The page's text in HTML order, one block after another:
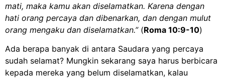
mati, maka kamu akan diselamatkan. Karena dengan
hati orang percaya dan dibenarkan, dan dengan mulut
orang mengaku dan diselamatkan.”(Roma 10:9-10)
Ada berapa banyak di antara Saudara yang percaya
sudah selamat? Mungkin sekarang saya harus berbicara
kepada mereka yang belum diselamatkan, kalau